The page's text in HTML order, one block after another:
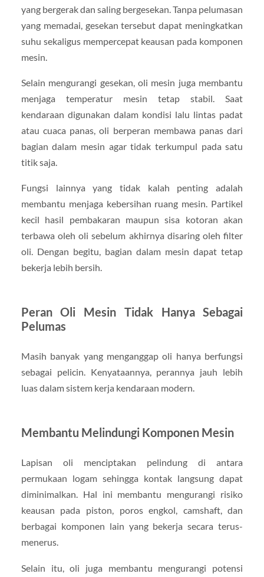
yang bergerak dan saling bergesekan. Tanpa pelumasan
yang memadai, gesekan tersebut dapat meningkatkan
suhu sekaligus mempercepat keausan pada komponen
mesin.
Selain mengurangi gesekan, oli mesin juga membantu
menjaga temperatur mesin tetap stabil. Saat
kendaraan digunakan dalam kondisi lalu lintas padat
atau cuaca panas, oli berperan membawa panas dari
bagian dalam mesin agar tidak terkumpul pada satu
titik saja.
Fungsi lainnya yang tidak kalah penting adalah
membantu menjaga kebersihan ruang mesin. Partikel
kecil hasil pembakaran maupun sisa kotoran akan
terbawa oleh oli sebelum akhirnya disaring oleh filter
oli. Dengan begitu, bagian dalam mesin dapat tetap
bekerja lebih bersih.
Peran Oli Mesin Tidak Hanya Sebagai
Pelumas
Masih banyak yang menganggap oli hanya berfungsi
sebagai pelicin. Kenyataannya, perannya jauh lebih
luas dalam sistem kerja kendaraan modern.
Membantu Melindungi Komponen Mesin
Lapisan oli menciptakan pelindung di antara
permukaan logam sehingga kontak langsung dapat
diminimalkan. Hal ini membantu mengurangi risiko
keausan pada piston, poros engkol, camshaft, dan
berbagai komponen lain yang bekerja secara terus-
menerus.
Selain itu, oli juga membantu mengurangi potensi